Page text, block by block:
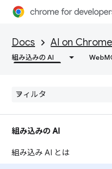
Docs AI on Chrome
組み込みの AI
組み込みの AI
組み込み AI とは